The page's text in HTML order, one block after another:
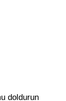
doldurun